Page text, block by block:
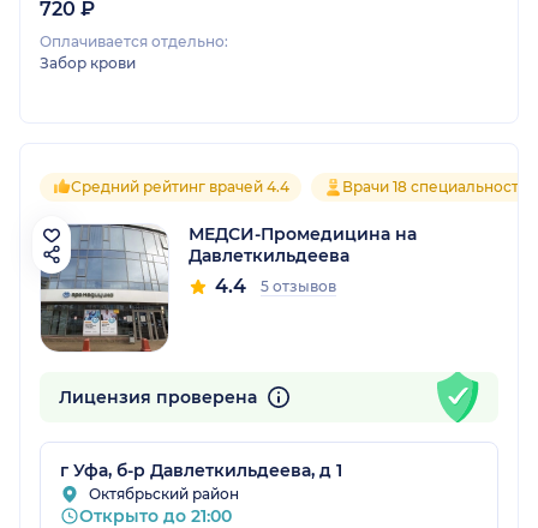
720 ₽
Оплачивается отдельно:
Забор крови
Средний рейтинг врачей 4.4 Врачи 18 специальностей
МЕДСИ-Промедицина на
Давлеткильдеева
4.4 5 отзывов
Лицензия проверена
г Уфа, б-р Давлеткильдеева, д 1
Октябрьский район
Открыто до 21:00